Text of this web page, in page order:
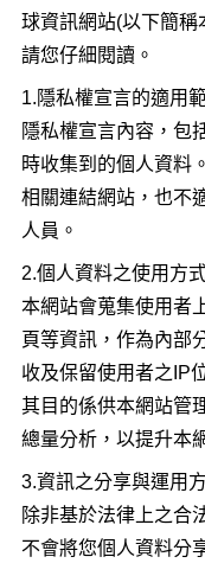
球資訊網站(以下簡稱
請您仔細閱讀。
1.隱私權宣言的適用
隱私權宣言內容，包
時收集到的個人資料
相關連結網站，也不
人員。
2.個人資料之使用方
本網站會蒐集使用者
頁等資訊，作為內部
收及保留使用者之IP
其目的係供本網站管
總量分析，以提升本
3.資訊之分享與運用
除非基於法律上之合
不會將您個人資料分